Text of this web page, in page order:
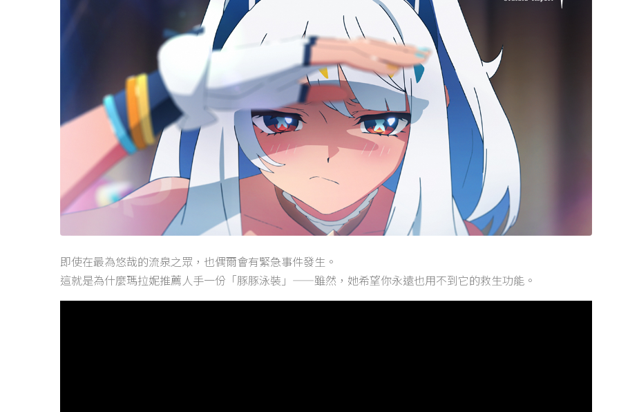
即使在最為悠哉的流泉之眾，也偶爾會有緊急事件發生。
這就是為什麼瑪拉妮推薦人手一份「豚豚泳裝」——雖然，她希望你永遠也用不到它的救生功能。